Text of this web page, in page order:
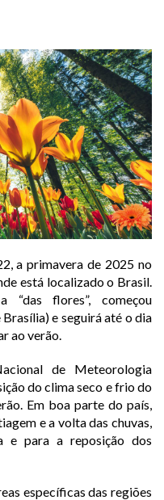
a primavera de 2025 no
está localizado o Brasil.
“das flores”, começou
e seguirá até o dia
ao verão.
de Meteorologia
do clima seco e frio do
Em boa parte do país,
e a volta das chuvas,
e para a reposição dos
específicas das regiões